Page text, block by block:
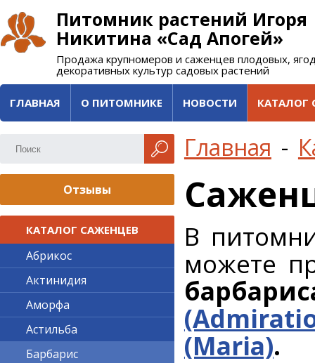
Питомник растений Игоря
Никитина «Сад Апогей»
Продажа крупномеров и саженцев плодовых,
декоративных культур садовых растений
ГЛАВНАЯ О ПИТОМНИКЕ НОВОСТИ КАТАЛОГ
Главная -
В
можете
(Maria).
Отзывы
КАТАЛОГ САЖЕНЦЕВ
Абрикос
Актинидия
Аморфа
Астильба
Барбарис